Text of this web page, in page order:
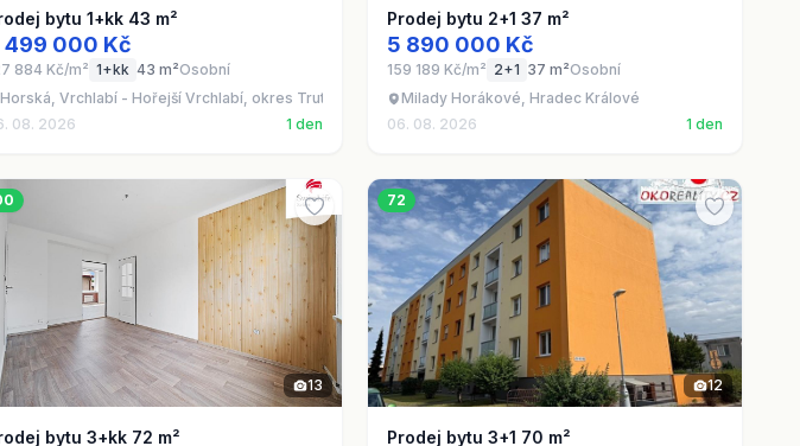
bytu 1+kk 43 m²
499 000 Kč
884 Kč/m² 1+kk 43 m²Osobní
Horská, Vrchlabí - Hořejší Vrchlabí, okres Trutnov
08. 2026
1 den
Prodej bytu 2+1 37 m²
5 890 000 Kč
159 189 Kč/m² 2+1 37 m²Osobní
Milady Horákové, Hradec Králové
06. 08. 2026
1 den
13
bytu 3+kk 72 m²
72
12
Prodej bytu 3+1 70 m²